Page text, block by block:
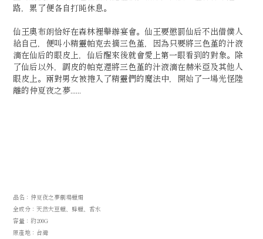
路，累了便各自打盹休息。
仙王奧布朗恰好在森林裡舉辦宴會。仙王要懲罰仙后不出借僕人
給自己，便叫小精靈帕克去摘三色堇，因為只要將三色堇的汁液
滴在仙后的眼皮上，仙后醒來後就會愛上第一眼看到的對象。除
了仙后以外，調皮的帕克還將三色堇的汁液滴在赫米亞及其他人
眼皮上。兩對男女被捲入了精靈們的魔法中，開始了一場光怪陸
離的仲夏夜之夢......
品名：仲夏夜之夢劇場蠟燭
全成分：天然大豆蠟、蜂蠟、香水
容量：約200G
原產地：台灣